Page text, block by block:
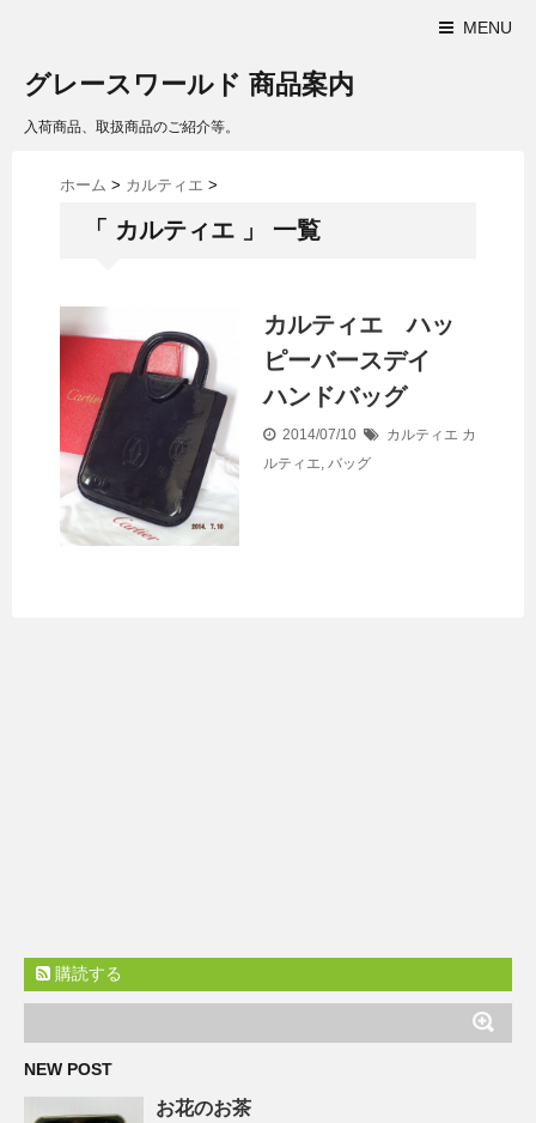
MENU
グレースワールド 商品案内
入荷商品、取扱商品のご紹介等。
ホーム > カルティエ >
「 カルティエ 」 一覧
カルティエ ハッ
ピーバースデイ
ハンドバッグ
2014/07/10 カルティエ カ
ルティエ, バッグ
購読する
NEW POST
お花のお茶